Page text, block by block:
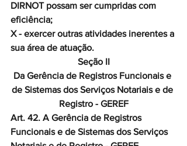
DIRNOT possam ser cumpridas com
eficiência;
X - exercer outras atividades inerentes a
sua área de atuação.
Seção II
Da Gerência de Registros Funcionais e
de Sistemas dos Serviços Notariais e de
Registro - GEREF
Art. 42. A Gerência de Registros
Funcionais e de Sistemas dos Serviços